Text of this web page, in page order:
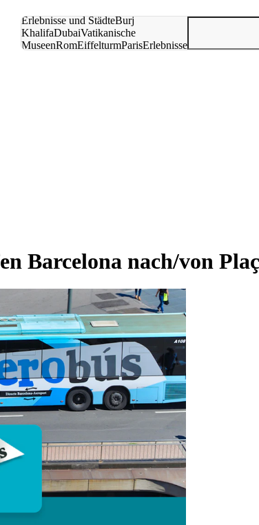
Erlebnisse und StädteBurj
KhalifaDubaiVatikanische
MuseenRomEiffelturmParisErlebnisse
Barcelona nach/von